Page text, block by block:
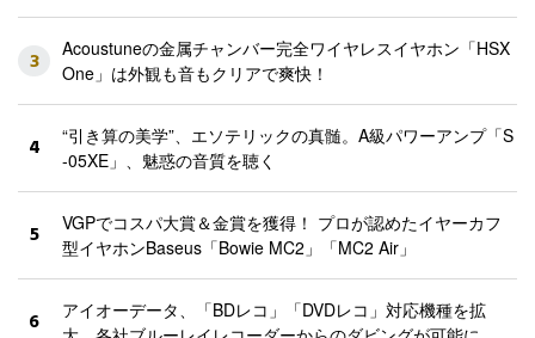
3
Acoustuneの金属チャンバー完全ワイヤレスイヤホン「HSX
One」は外観も音もクリアで爽快！
4
“引き算の美学”、エソテリックの真髄。A級パワーアンプ「S
-05XE」、魅惑の音質を聴く
5
VGPでコスパ大賞＆金賞を獲得！ プロが認めたイヤーカフ
型イヤホンBaseus「Bowie MC2」「MC2 Air」
6
アイオーデータ、「BDレコ」「DVDレコ」対応機種を拡